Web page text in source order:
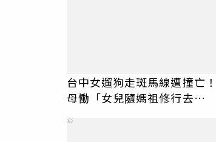
台中女遛狗走斑馬線遭撞亡！
母慟「女兒隨媽祖修行去
PR